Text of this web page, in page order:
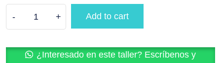
- + Add to cart
¿Interesado en este taller? Escríbenos y